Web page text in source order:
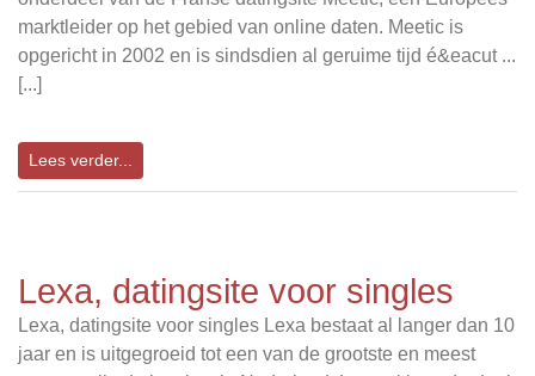
marktleider op het gebied van online daten. Meetic is
opgericht in 2002 en is sindsdien al geruime tijd é&eacut ...
[...]
Lees verder...
Lexa, datingsite voor singles
Lexa, datingsite voor singles Lexa bestaat al langer dan 10
jaar en is uitgegroeid tot een van de grootste en meest